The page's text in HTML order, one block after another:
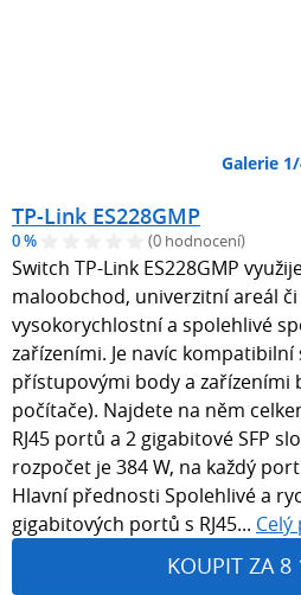
Galerie
TP-Link ES228GMP
0 % (0 hodnocení)
Switch TP-Link ES228GMP
maloobchod, univerzitní areál
vysokorychlostní a spolehlivé
zařízeními. Je navíc kompatibilní
přístupovými body a zařízeními
počítače). Najdete na něm
RJ45 portů a 2 gigabitové SFP
rozpočet je 384 W, na každý
Hlavní přednosti Spolehlivé a
gigabitových portů s RJ45... Celý
KOUPIT ZA 8